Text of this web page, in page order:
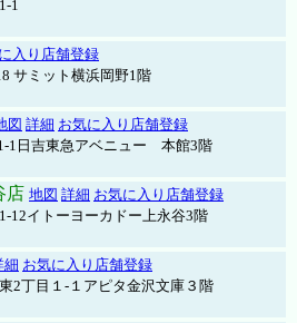
1
入り店舗登録
サミット横浜岡野1階
図 詳細 お気に入り店舗登録
1日吉東急アベニュー 本館3階
店 地図 詳細 お気に入り店舗登録
12イトーヨーカドー上永谷3階
細 お気に入り店舗登録
2丁目１-１アピタ金沢文庫３階